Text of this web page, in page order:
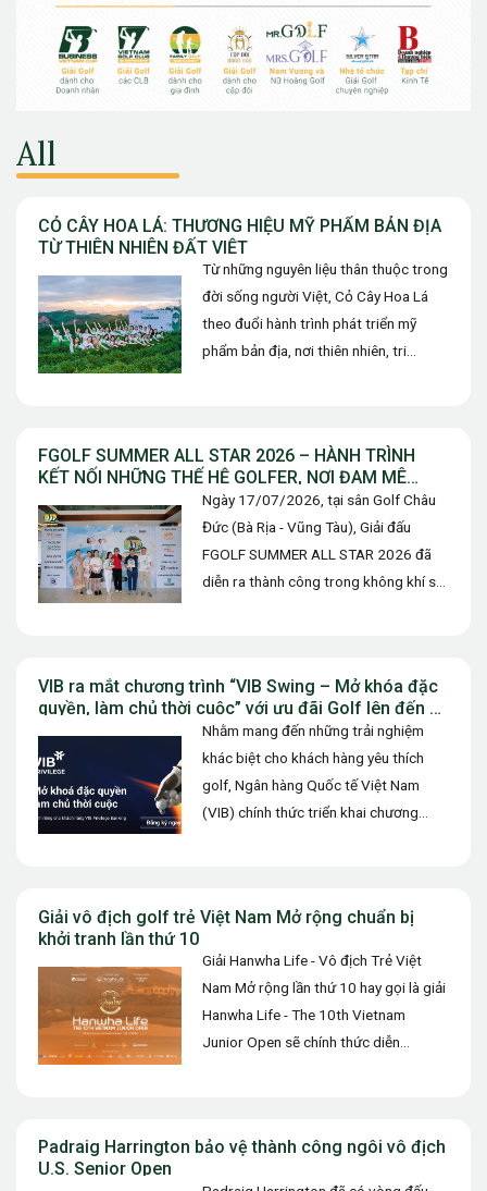
All
CỎ CÂY HOA LÁ: THƯƠNG HIỆU MỸ PHẨM BẢN ĐỊA
TỪ THIÊN NHIÊN ĐẤT VIỆT
Từ những nguyên liệu thân thuộc trong
đời sống người Việt, Cỏ Cây Hoa Lá
theo đuổi hành trình phát triển mỹ
phẩm bản địa, nơi thiên nhiên, tri
FGOLF SUMMER ALL STAR 2026 – HÀNH TRÌNH
KẾT NỐI NHỮNG THẾ HỆ GOLFER, NƠI ĐAM MÊ
ĐƯỢC TIẾP NỐI VÀ TỎA SÁNGNgày 17/07/2026, tại sân Golf Châu
Đức (Bà Rịa - Vũng Tàu), Giải đấu
FGOLF SUMMER ALL STAR 2026 đã
diễn ra thành công trong không khí sôi
VIB ra mắt chương trình “VIB Swing – Mở khóa đặc
quyền, làm chủ thời cuộc” với ưu đãi Golf lên đến 10
Nhằm mang đến những trải nghiệm
khác biệt cho khách hàng yêu thích
golf, Ngân hàng Quốc tế Việt Nam
(VIB) chính thức triển khai chương
Giải vô địch golf trẻ Việt Nam Mở rộng chuẩn bị
khởi tranh lần thứ 10
Giải Hanwha Life - Vô địch Trẻ Việt
Nam Mở rộng lần thứ 10 hay gọi là giải
Hanwha Life - The 10th Vietnam
Junior Open sẽ chính thức diễn…
Padraig Harrington bảo vệ thành công ngôi vô địch
U.S. Senior Open